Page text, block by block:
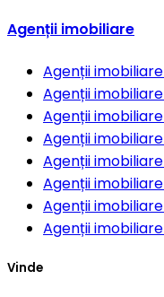
Agenții imobiliare
Agenții imobiliare
Agenții imobiliare
Agenții imobiliare
Agenții imobiliare
Agenții imobiliare
Agenții imobiliare
Agenții imobiliare
Agenții imobiliare
Vinde